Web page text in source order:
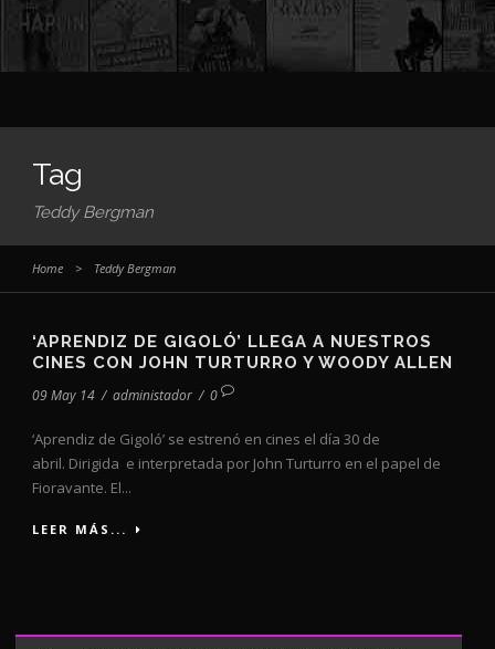
Tag
Teddy Bergman
Home > Teddy Bergman
‘APRENDIZ DE GIGOLÓ’ LLEGA A NUESTROS
CINES CON JOHN TURTURRO Y WOODY ALLEN
09 May 14 / administador / 0
‘Aprendiz de Gigoló’ se estrenó en cines el día 30 de
abril. Dirigida e interpretada por John Turturro en el papel de
Fioravante. El...
LEER MÁS...